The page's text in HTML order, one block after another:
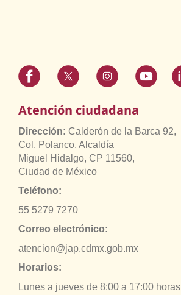
Atención ciudadana
Dirección: Calderón de la Barca 92,
Col. Polanco, Alcaldía
Miguel Hidalgo, CP 11560,
Ciudad de México
Teléfono:
55 5279 7270
Correo electrónico:
atencion@jap.cdmx.gob.mx
Horarios:
Lunes a jueves de 8:00 a 17:00 horas